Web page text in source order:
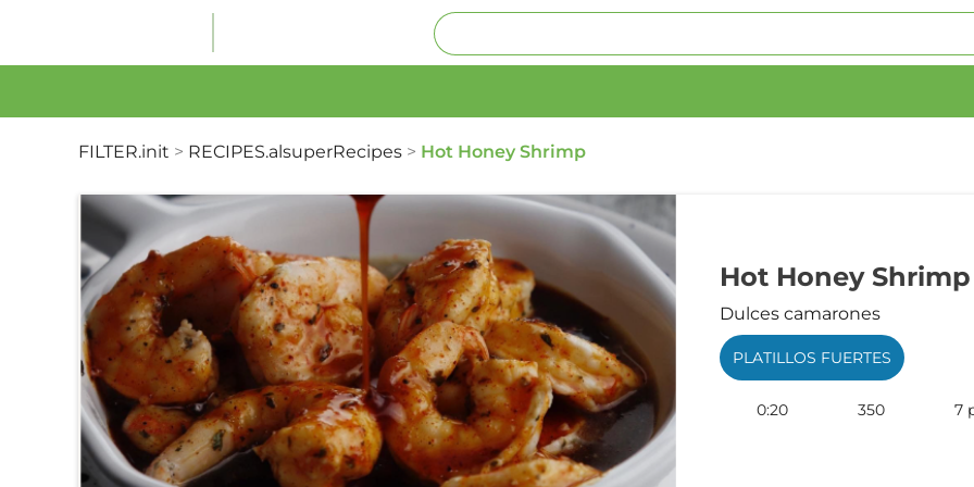
FILTER.init > RECIPES.alsuperRecipes > Hot Honey Shrimp
Hot Honey Shrimp
Dulces camarones
PLATILLOS FUERTES
0:20 350 7